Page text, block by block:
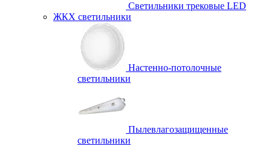
Светильники трековые LED
ЖКХ светильники
Настенно-потолочные
светильники
Пылевлагозащищенные
светильники